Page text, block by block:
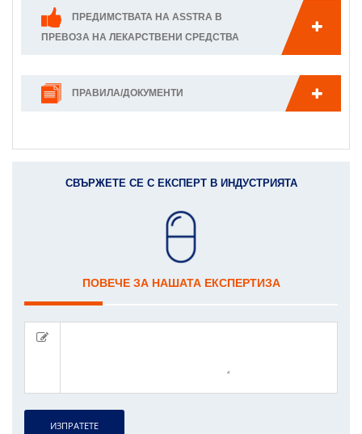
ПРЕДИМСТВАТА НА ASSTRA В
ПРЕВОЗА НА ЛЕКАРСТВЕНИ СРЕДСТВА
ПРАВИЛА/ДОКУМЕНТИ
СВЪРЖЕТЕ СЕ С ЕКСПЕРТ В ИНДУСТРИЯТА
ПОВЕЧЕ ЗА НАШАТА ЕКСПЕРТИЗА
ИЗПРАТЕТЕ